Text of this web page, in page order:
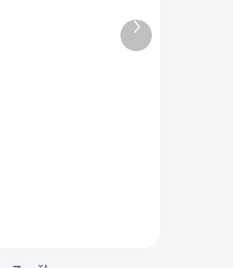
OBVYKLE 6-10 DNÍ
Ďalší
produkt